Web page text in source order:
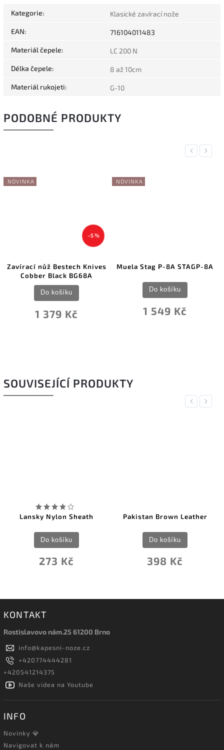
Kategorie: Klasické zavírací nože
EAN: 716104011483
Materiál čepele: LC 200 N
Délka čepele: 8 až 10cm
Materiál rukojeti: G-10
PODOBNÉ PRODUKTY
Previous
NOVINKA
Muela Stag P-8A STAGP-8A
1 549 Kč
Do košíku
Bestech Knives Duoz Black
1 229 Kč
Do košíku
Next
SOUVISEJÍCÍ PRODUKTY
Previous
Pakistan Brown Leather
398 Kč
Do košíku
Vosteed Knife Pouch Green
516 Kč
Do košíku
Next
KONTAKT
Rostislavovo nám.25 61200 Brno
info@kapesni-noze.cz
+420774444281
+420541214375
Naše videa na Youtube
INFO
Novinky 💎
Navigovat k nám